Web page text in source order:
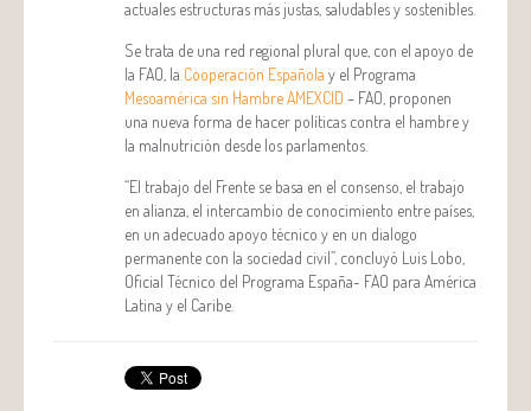
actuales estructuras más justas, saludables y sostenibles.
Se trata de una red regional plural que, con el apoyo de
la FAO, la Cooperación Española y el Programa
Mesoamérica sin Hambre AMEXCID – FAO, proponen
una nueva forma de hacer políticas contra el hambre y
la malnutrición desde los parlamentos.
“El trabajo del Frente se basa en el consenso, el trabajo
en alianza, el intercambio de conocimiento entre países,
en un adecuado apoyo técnico y en un dialogo
permanente con la sociedad civil”, concluyó Luis Lobo,
Oficial Técnico del Programa España- FAO para América
Latina y el Caribe.